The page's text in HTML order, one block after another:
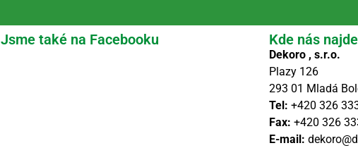
Jsme také na Facebooku Kde nás
Dekoro , s.r.o.
Plazy 126
293 01 Mladá
Tel: +420 326
Fax: +420 326
E-mail: